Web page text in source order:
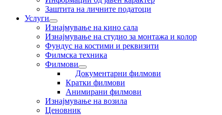
Заштита на личните податоци
Услуги
Изнајмување на кино сала
Изнајмување на студио за монтажа и колор
Фундус на костими и реквизити
Филмска техника
Филмови
Документарни филмови
Кратки филмови
Анимирани филмови
Изнајмување на возила
Ценовник